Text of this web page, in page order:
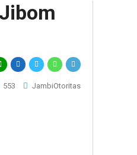
553 JambiOtoritas